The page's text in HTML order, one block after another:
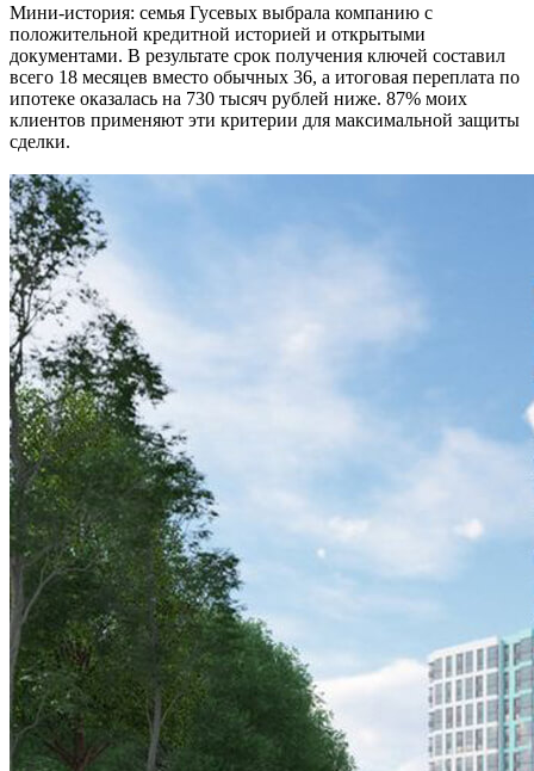
Мини-история: семья Гусевых выбрала компанию с
положительной кредитной историей и открытыми
документами. В результате срок получения ключей составил
всего 18 месяцев вместо обычных 36, а итоговая переплата по
ипотеке оказалась на 730 тысяч рублей ниже. 87% моих
клиентов применяют эти критерии для максимальной защиты
сделки.